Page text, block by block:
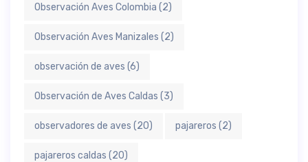
Observación Aves Colombia (2)
Observación Aves Manizales (2)
observación de aves (6)
Observación de Aves Caldas (3)
observadores de aves (20) pajareros (2)
pajareros caldas (20)